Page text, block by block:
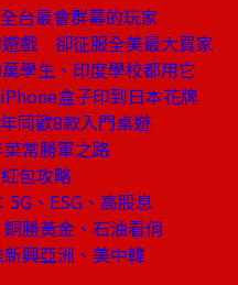
台最會群募的玩家
戲 卻征服全美最大買家
學生、印度學校都用它
盒子印到日本花牌
同歡8款入門桌遊
常勝軍之路
包攻略
、ESG、高股息
勝黃金、石油看俏
興亞洲、美中韓